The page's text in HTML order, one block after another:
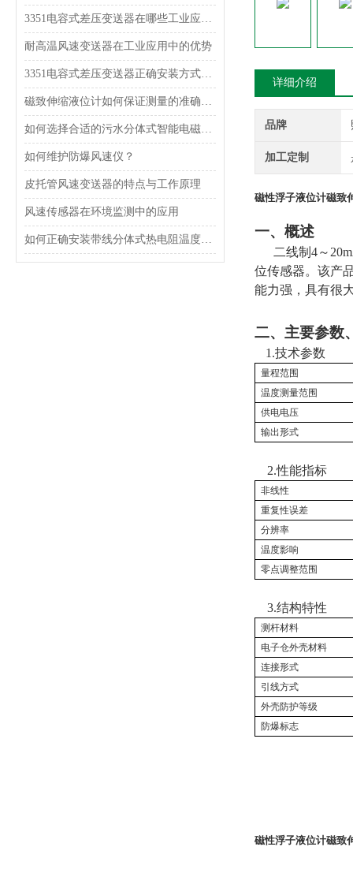
3351电容式差压变送器在哪些工业应用中使用？
耐高温风速变送器在工业应用中的优势
3351电容式差压变送器正确安装方式，一定得掌握！
磁致伸缩液位计如何保证测量的准确性？
如何选择合适的污水分体式智能电磁流量计？
如何维护防爆风速仪？
皮托管风速变送器的特点与工作原理
风速传感器在环境监测中的应用
如何正确安装带线分体式热电阻温度传感器？
详细介绍
品牌
加工定制
磁性浮子液位计磁致
一、概述
二线制 4～
位传感器。该产
能力强，具有很
二、主要参数
1.技术参数
量程范围
温度测量范围
供电电压
输出形式
2.性能指标
非线性
重复性误差
分辨率
温度影响
零点调整范围
3.结构特性
测杆材料
电子仓外壳材料
连接形式
引线方式
外壳防护等级
防爆标志
磁性浮子液位计磁致